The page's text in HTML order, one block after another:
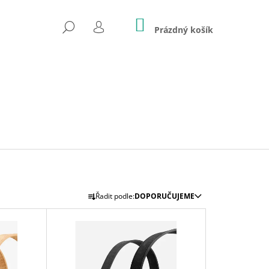
HLEDAT
PŘIHLÁŠENÍ
NÁKUPNÍ
KOŠÍK
Prázdný košík
Ř
A
Řadit podle:DOPORUČUJEME
TAŠKA